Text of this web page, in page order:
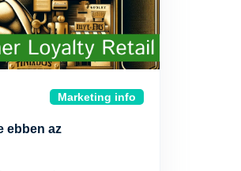
Marketing info
ebben az